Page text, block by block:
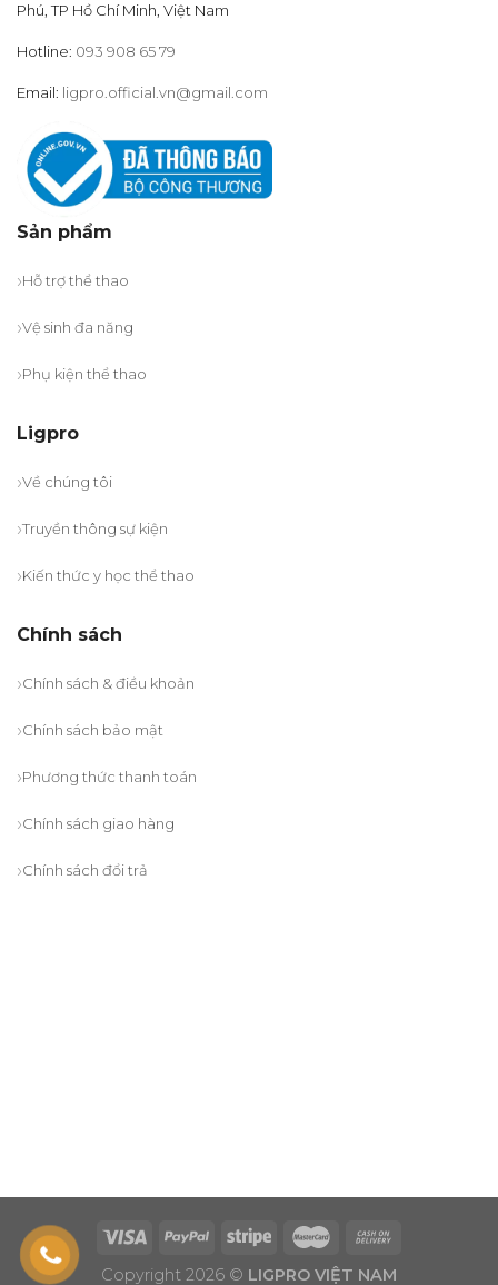
Phú, TP Hồ Chí Minh, Việt Nam
Hotline: 093 908 65 79
Email: ligpro.official.vn@gmail.com
Sản phẩm
Hỗ trợ thể thao
Vệ sinh đa năng
Phụ kiện thể thao
Ligpro
Về chúng tôi
Truyền thông sự kiện
Kiến thức y học thể thao
Chính sách
Chính sách & điều khoản
Chính sách bảo mật
Phương thức thanh toán
Chính sách giao hàng
Chính sách đổi trả
Copyright 2026 © LIGPRO VIỆT NAM